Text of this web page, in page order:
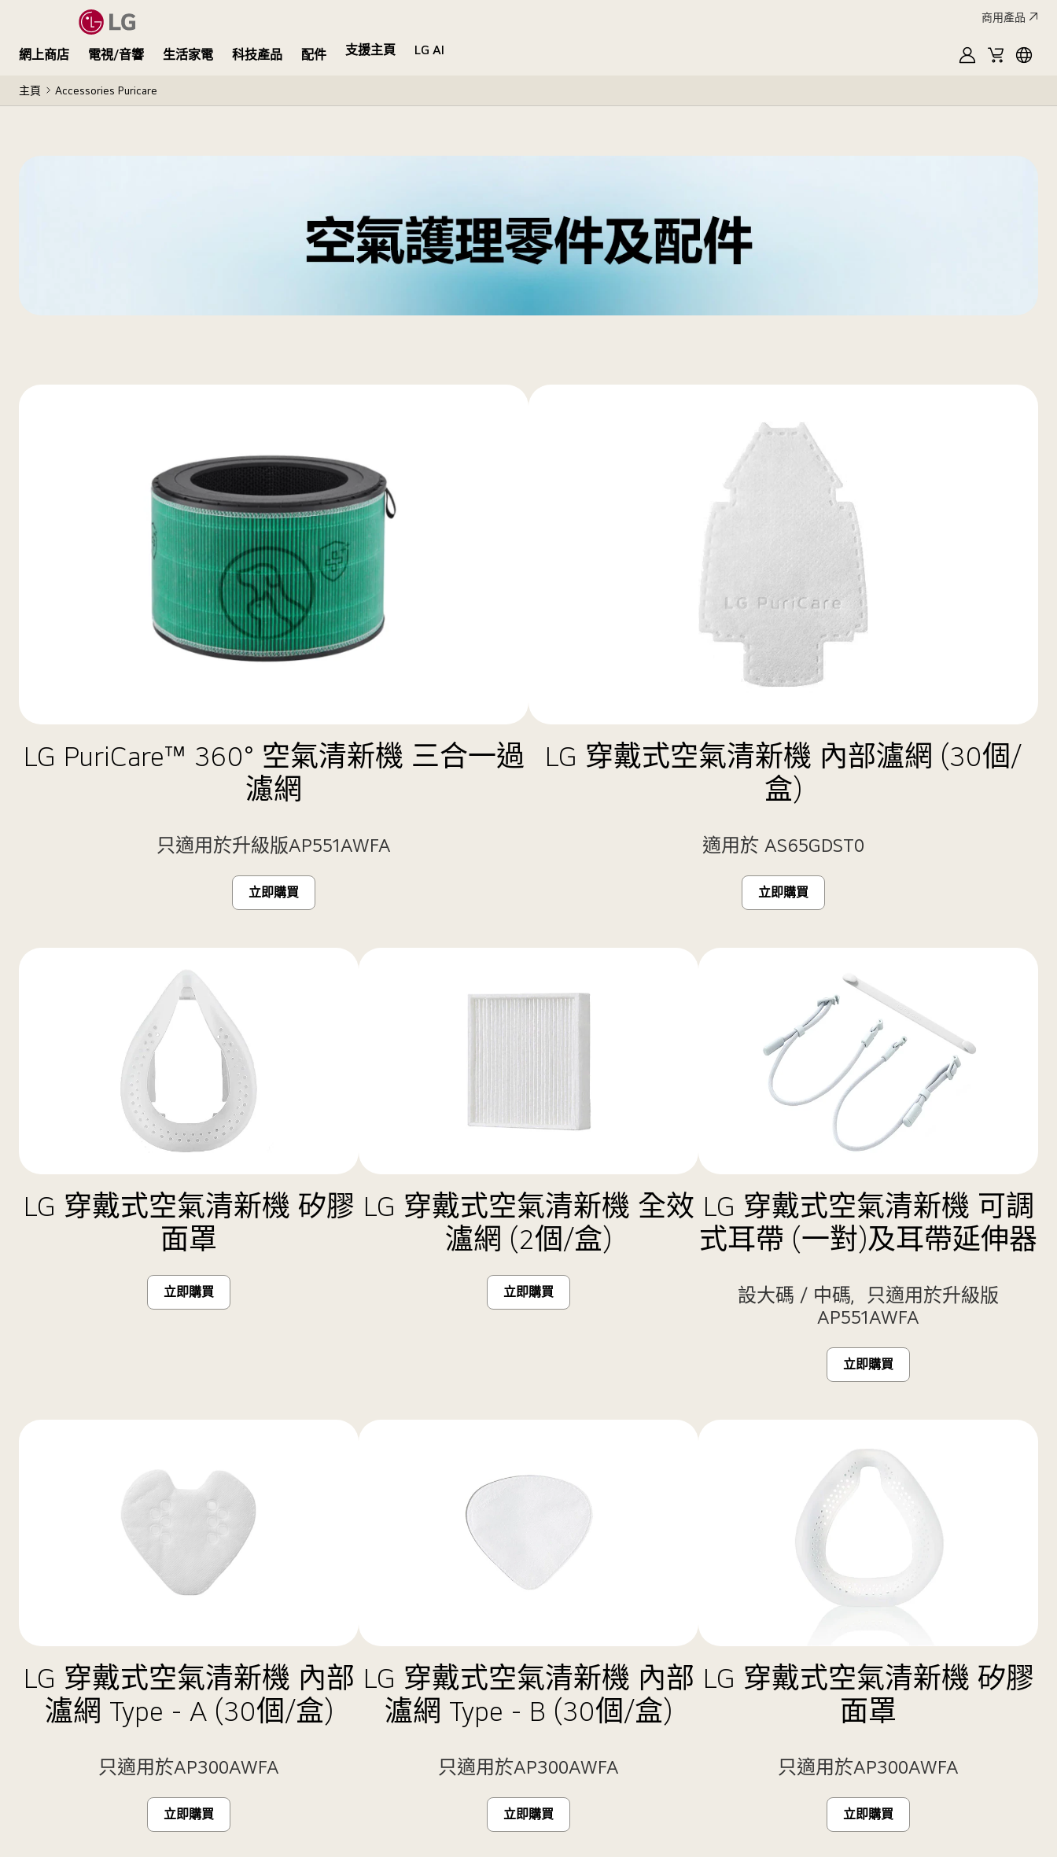
商用產品
網上商店 電視/音響 生活家電 科技產品 配件 支援主頁
LG AI
MyLG購
主頁 Accessories Puricare
LG PuriCare™ 360° 空氣清新機 三合一過
濾網
只適用於升級版AP551AWFA
立即購買
LG 穿戴式空氣清新機 內部瀘網 (30個/
盒)
適用於 AS65GDST0
立即購買
LG 穿戴式空氣清新機 矽膠
面罩
立即購買
LG 穿戴式空氣清新機 全效
瀘網 (2個/盒)
立即購買
LG 穿戴式空氣清新機 可調
式耳帶 (一對)及耳帶延伸器
設大碼 / 中碼，只適用於升級版
AP551AWFA
立即購買
LG 穿戴式空氣清新機 內部
瀘網 Type - A (30個/盒)
只適用於AP300AWFA
立即購買
LG 穿戴式空氣清新機 內部
瀘網 Type - B (30個/盒)
只適用於AP300AWFA
立即購買
LG 穿戴式空氣清新機 矽膠
面罩
只適用於AP300AWFA
立即購買